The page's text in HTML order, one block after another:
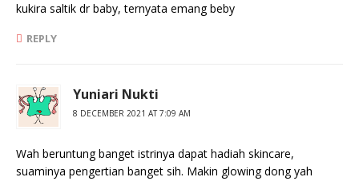
kukira saltik dr baby, ternyata emang beby
REPLY
Yuniari Nukti
8 DECEMBER 2021 AT 7:09 AM
Wah beruntung banget istrinya dapat hadiah skincare,
suaminya pengertian banget sih. Makin glowing dong yah